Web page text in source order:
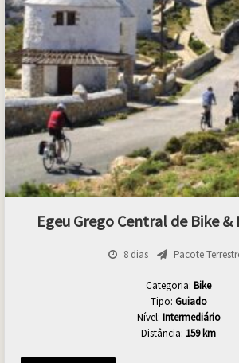
Egeu Grego Central de Bike &
8 dias Pacote
Categoria: Bike
Tipo: Guiado
Nível: Intermediário
Distância: 159 km